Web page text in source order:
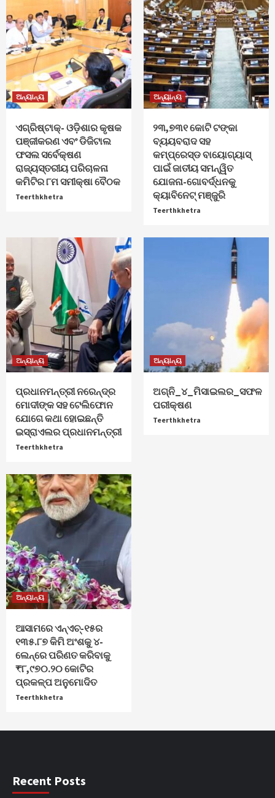
ଅନ୍ୟାନ୍ୟ
ଏଗ୍ରିଷ୍ଟାକ୍‌- ଓଡ଼ିଶାର କୃଷକ
ପଞ୍ଜୀକରଣ ଏବଂ ଡିଜିଟାଲ
ଫସଲ ସର୍ବେକ୍ଷଣ
ରାଜ୍ୟସ୍ତରୀୟ ପରିଚାଳନା
କମିଟିର ୮ମ ସମୀକ୍ଷା ବୈଠକ
Teerthkhetra
ଅନ୍ୟାନ୍ୟ
୨୩,୭୩୧ କୋଟି ଟଙ୍କା
ବ୍ୟୟବରାଦ ସହ
କମ୍ପ୍ରେସ୍ଡ ବାୟୋଗ୍ୟାସ୍
ପାଇଁ ଜାତୀୟ ସମନ୍ୱିତ
ଯୋଜନା-ଗୋବର୍ଦ୍ଧନକୁ
କ୍ୟାବିନେଟ୍‌ ମଞ୍ଜୁରି
Teerthkhetra
ଅନ୍ୟାନ୍ୟ
ପ୍ରଧାନମନ୍ତ୍ରୀ ନରେନ୍ଦ୍ର
ମୋଦୀଙ୍କ ସହ ଟେଲିଫୋନ
ଯୋଗେ କଥା ହୋଇଛନ୍ତି
ଇସ୍ରାଏଲର ପ୍ରଧାନମନ୍ତ୍ରୀ
Teerthkhetra
ଅନ୍ୟାନ୍ୟ
ଅଗ୍ନି_୪_ମିସାଇଲର_ସଫଳ
ପରୀକ୍ଷଣ
Teerthkhetra
ଅନ୍ୟାନ୍ୟ
ଆସାମରେ ଏନ୍ଏଚ୍-୧୫ର
୧୩୫.୮୭ କିମି ଅଂଶକୁ ୪-
ଲେନ୍‌ରେ ପରିଣତ କରିବାକୁ
₹୮,୯୭୦.୨୦ କୋଟିର
ପ୍ରକଳ୍ପ ଅନୁମୋଦିତ
Teerthkhetra
Recent Posts